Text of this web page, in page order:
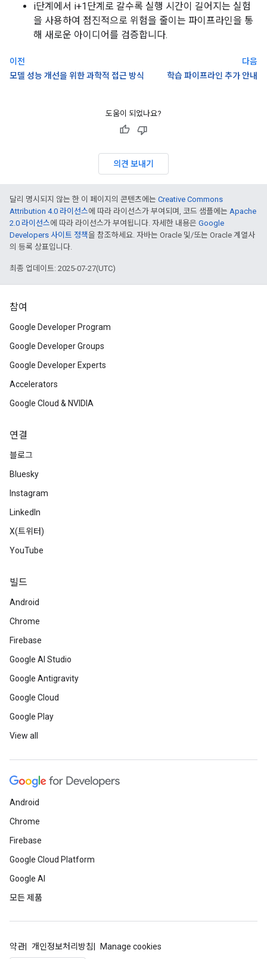
i단계에서 i+1단계로 갈수록 실행 시간이 길어지는 실험
을 사용하여 점진적으로 위험을 줄이는 파이프라인을 통
해 새로운 아이디어를 검증합니다.
이전
모델 성능 개선을 위한 과학적 접근 방식
다음
학습 파이프라인 추가 안내
도움이 되었나요?
의견 보내기
달리 명시되지 않는 한 이 페이지의 콘텐츠에는 Creative Commons
Attribution 4.0 라이선스에 따라 라이선스가 부여되며, 코드 샘플에는 Apache
2.0 라이선스에 따라 라이선스가 부여됩니다. 자세한 내용은 Google
Developers 사이트 정책을 참조하세요. 자바는 Oracle 및/또는 Oracle 계열사
의 등록 상표입니다.
최종 업데이트: 2025-07-27(UTC)
참여
Google Developer Program
Google Developer Groups
Google Developer Experts
Accelerators
Google Cloud & NVIDIA
연결
블로그
Bluesky
Instagram
LinkedIn
X(트위터)
YouTube
빌드
Android
Chrome
Firebase
Google AI Studio
Google Antigravity
Google Cloud
Google Play
View all
Android
Chrome
Firebase
Google Cloud Platform
Google AI
모든 제품
약관 개인정보처리방침 Manage cookies